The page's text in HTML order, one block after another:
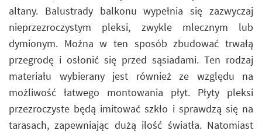
altany. Balustrady balkonu wypełnia się zazwyczaj
nieprzezroczystym pleksi, zwykle mlecznym lub
dymionym. Można w ten sposób zbudować trwałą
przegrodę i osłonić się przed sąsiadami. Ten rodzaj
materiału wybierany jest również ze względu na
możliwość łatwego montowania płyt. Płyty pleksi
przezroczyste będą imitować szkło i sprawdzą się na
tarasach, zapewniając dużą ilość światła. Natomiast